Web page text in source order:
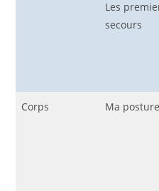
Les
secours
Corps Ma posture